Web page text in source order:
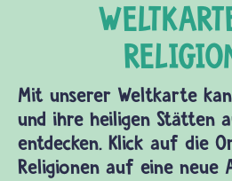
Mit unserer Weltkarte
und ihre heiligen Stätten
entdecken. Klick auf die
Religionen auf eine neue